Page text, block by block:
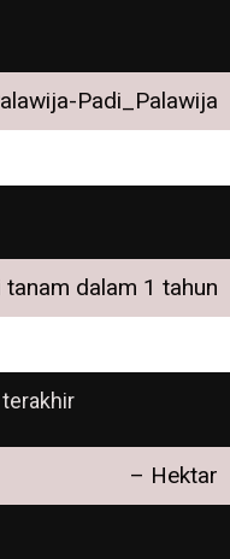
Padi_Palawija
tanam dalam 1 tahun
– Hektar